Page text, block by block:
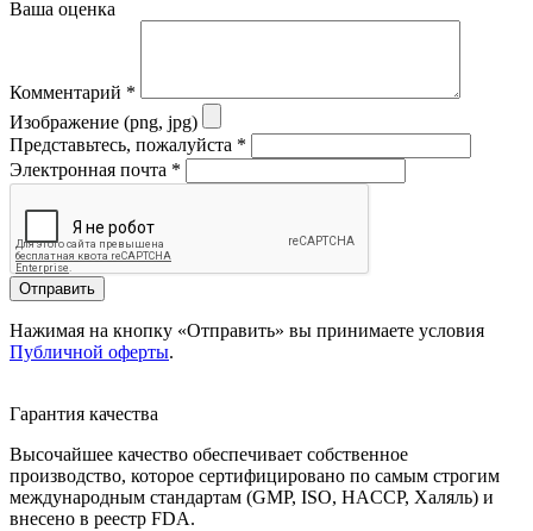
Ваша оценка
Комментарий *
Изображение (png, jpg)
Представьтесь, пожалуйста *
Электронная почта *
Отправить
Нажимая на кнопку «Отправить» вы принимаете условия
Публичной оферты.
Гарантия качества
Высочайшее качество обеспечивает собственное
производство, которое сертифицировано по самым строгим
международным стандартам (GMP, ISO, HACCP, Халяль) и
внесено в реестр FDA.